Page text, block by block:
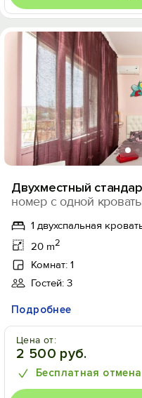
Двухместный
номер с одной
1 двухспальная
20 m2
Комнат: 1
Гостей: 3
Подробнее
Цена от:
2 500 руб.
Бесплатная отмена